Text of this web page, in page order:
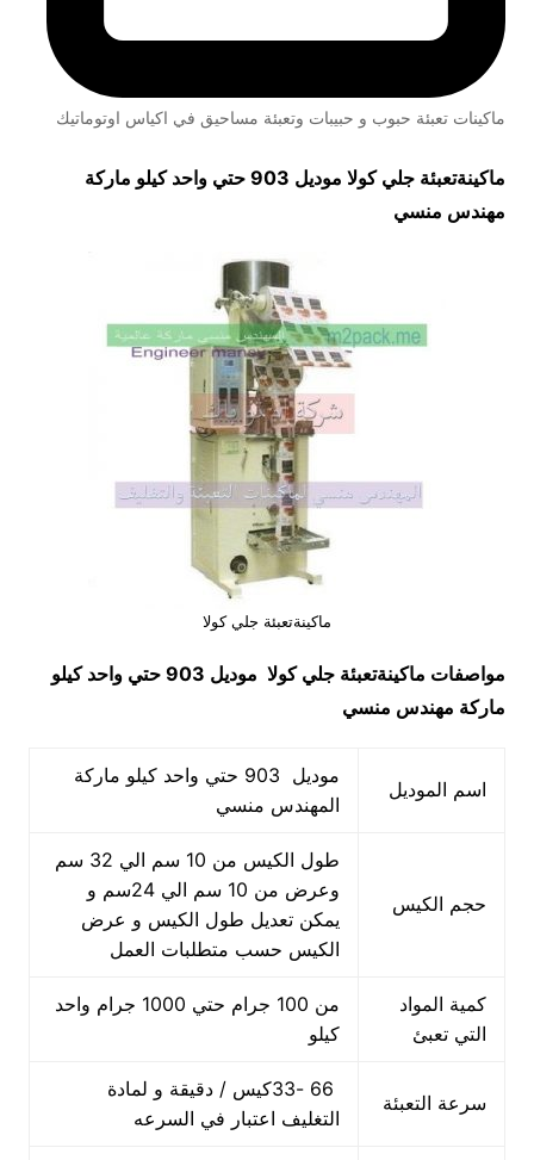
ماكينات تعبئة حبوب و حبيبات وتعبئة مساحيق في اكياس اوتوماتيك
ماكينةتعبئة جلي كولا موديل 903 حتي واحد كيلو ماركة
مهندس منسي
ماكينةتعبئة جلي كولا
مواصفات ماكينةتعبئة جلي كولا
موديل 903 حتي واحد كيلو
ماركة مهندس منسي
اسم الموديل
موديل 903 حتي واحد كيلو ماركة
المهندس منسي
حجم الكيس
طول الكيس من 10 سم الي 32 سم
وعرض من 10 سم الي 24سم و
يمكن تعديل طول الكيس و عرض
الكيس حسب متطلبات العمل
كمية المواد
التي تعبئ
من 100 جرام حتي 1000 جرام واحد
كيلو
سرعة التعبئة
66 -33كيس / دقيقة و لمادة
التغليف اعتبار في السرعه